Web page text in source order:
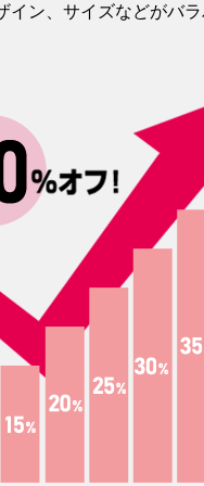
す。5オンスも中身が透け
ます。やや4オンスよりも
りますので、ちょっとし
とした雰囲気にはなりま
軽なトートバッグとして
るなら最低5オンスはあっ
良さそうです。
イン、サイズなどがバラ